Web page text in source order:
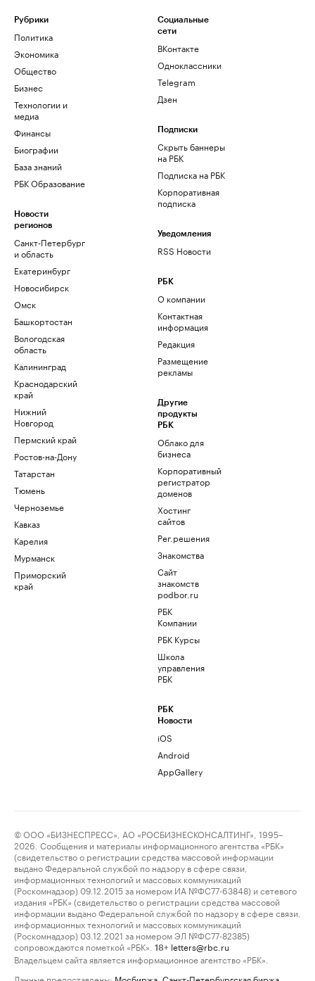
Рубрики
Политика
Экономика
Общество
Бизнес
Технологии и
медиа
Финансы
Биографии
База знаний
РБК Образование
Новости
регионов
Санкт-Петербург
и область
Екатеринбург
Новосибирск
Омск
Башкортостан
Вологодская
область
Калининград
Краснодарский
край
Нижний
Новгород
Пермский край
Ростов-на-Дону
Татарстан
Тюмень
Черноземье
Кавказ
Карелия
Мурманск
Приморский
край
Социальные
сети
ВКонтакте
Одноклассники
Telegram
Дзен
Подписки
Скрыть баннеры
на РБК
Подписка на РБК
Корпоративная
подписка
Уведомления
RSS Новости
РБК
О компании
Контактная
информация
Редакция
Размещение
рекламы
Другие
продукты
РБК
Облако для
бизнеса
Корпоративный
регистратор
доменов
Хостинг
сайтов
Рег.решения
Знакомства
Сайт
знакомств
podbor.ru
РБК
Компании
РБК Курсы
Школа
управления
РБК
РБК
Новости
iOS
Android
AppGallery
© ООО «БИЗНЕСПРЕСС», АО «РОСБИЗНЕСКОНСАЛТИНГ», 1995–
2026. Сообщения и материалы информационного агентства «РБК»
(свидетельство о регистрации средства массовой информации
выдано Федеральной службой по надзору в сфере связи,
информационных технологий и массовых коммуникаций
(Роскомнадзор) 09.12.2015 за номером ИА №ФС77-63848) и сетевого
издания «РБК» (свидетельство о регистрации средства массовой
информации выдано Федеральной службой по надзору в сфере связи,
информационных технологий и массовых коммуникаций
(Роскомнадзор) 03.12.2021 за номером ЭЛ №ФС77-82385)
сопровождаются пометкой «РБК».
18+ letters@rbc.ru
Владельцем сайта является информационное агентство «РБК».